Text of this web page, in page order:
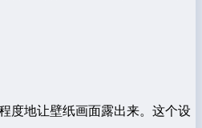
度地让壁纸画面露出来。这个设